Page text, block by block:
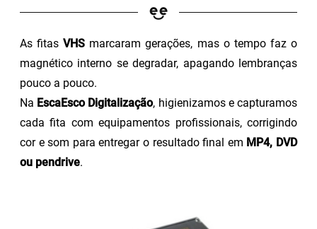
As fitasVHS marcaram gerações, mas o tempo faz o
magnético interno se degradar, apagando lembranças
pouco a pouco.
Na EscaEsco Digitalização, higienizamos e capturamos
cada fita com equipamentos profissionais, corrigindo
cor e som para entregar o resultado final em MP4, DVD
ou pendrive.